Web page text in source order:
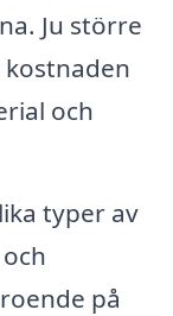
Ju större
och
typer av
på